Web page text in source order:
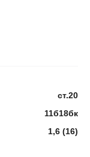
ст.20
11б18бк
1,6 (16)